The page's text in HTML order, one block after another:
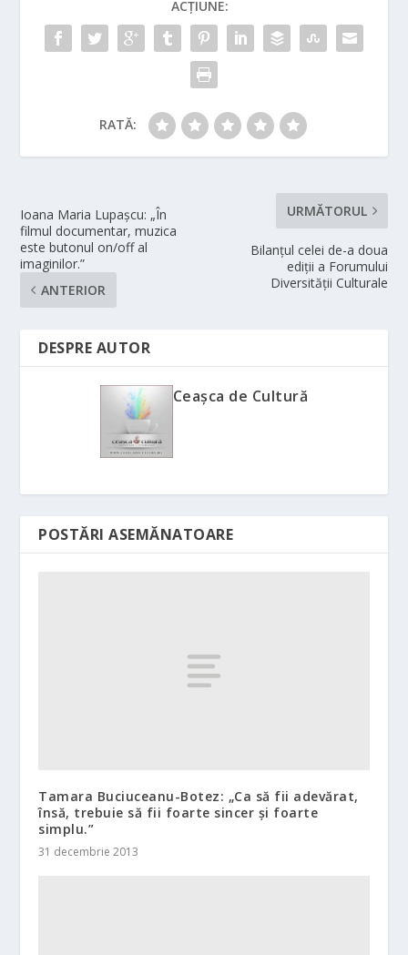
ACȚIUNE:
RATĂ:
Ioana Maria Lupașcu: „În
filmul documentar, muzica
este butonul on/off al
imaginilor.”
ANTERIOR
URMĂTORUL
Bilanțul celei de-a doua
ediții a Forumului
Diversității Culturale
DESPRE AUTOR
Ceașca de Cultură
POSTĂRI ASEMĂNATOARE
Tamara Buciuceanu-Botez: „Ca să fii adevărat,
însă, trebuie să fii foarte sincer şi foarte
simplu.”
31 decembrie 2013